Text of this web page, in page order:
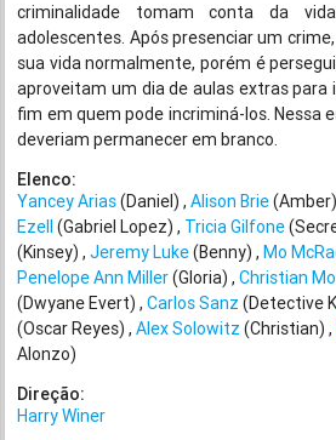
criminalidade tomam conta da
adolescentes. Após presenciar um
sua vida normalmente, porém é
aproveitam um dia de aulas extras para
fim em quem pode incriminá-los. Nessa
deveriam permanecer em branco.
Elenco:
Yancey Arias(Daniel) Alison Brie
Ezell (Gabriel Lopez) Tricia Gilfone
(Kinsey) Jeremy Luke(Benny) Mo
Penelope Ann Miller(Gloria) Christian
(Dwyane Evert) Carlos Sanz (Detective
(Oscar Reyes) Alex Solowitz (Christian)
Alonzo)
Direção:
Harry Winer